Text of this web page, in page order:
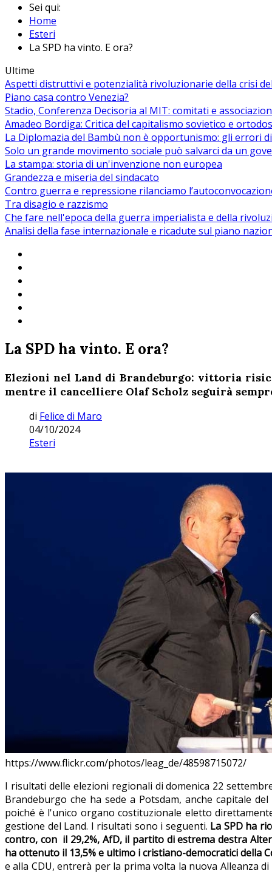
Sei qui:
Home
Esteri
La SPD ha vinto. E ora?
Ultime
Aspetti distruttivi e potenzialità rivoluzionarie della crisi
Piano casa contro Venezia?
Stadio, Conferenza Decisoria al MIT: comitati e
Amadeo Bordiga: Critica del capitalismo sovietico e
La Diplomazia del Bambù non è opportunismo: gli errori
Solo un grande movimento sociale può salvarci da un
La stampa: storia di un'invenzione non europea
Grandezza e miseria del sindacato
Contro guerra e repressione rilanciamo
Tra disagio e razzismo
Che fare nell'epoca della guerra imperialista e della
Analisi della fase internazionale e ricadute sul piano
La SPD ha vinto. E ora?
Elezioni nel Land di Brandeburgo: vittoria
mentre il cancelliere Olaf Scholz seguirà
di Felice di Maro
04/10/2024
Esteri
https://www.flickr.com/photos/leag_de/48598715072/
I risultati delle elezioni regionali di domenica 22
Brandeburgo che ha sede a Potsdam, anche capitale
poiché è l'unico organo costituzionale eletto
gestione del Land. I risultati sono i seguenti. La SPD ha
contro, con il 29,2%, AfD, il partito di estrema destra
ha ottenuto il 13,5% e ultimo i cristiano-democratici della
e alla CDU, entrerà per la prima volta la nuova Alleanza